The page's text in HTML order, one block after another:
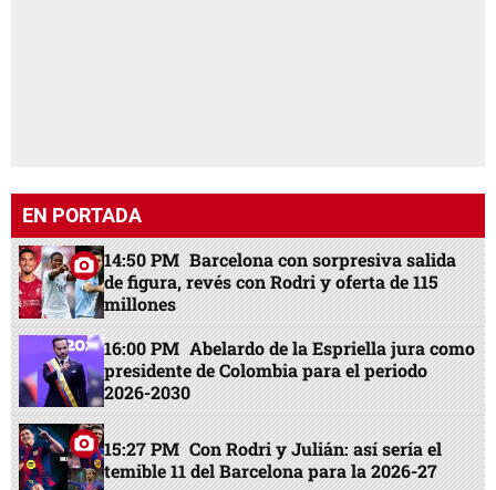
EN PORTADA
14:50 PM Barcelona con sorpresiva salida
de figura, revés con Rodri y oferta de 115
millones
16:00 PM Abelardo de la Espriella jura como
presidente de Colombia para el periodo
2026-2030
15:27 PM Con Rodri y Julián: así sería el
temible 11 del Barcelona para la 2026-27